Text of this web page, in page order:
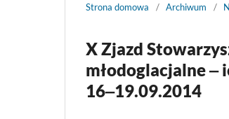
Strona domowa / Archiwum /
X Zjazd
młodoglacjalne ‒
16‒19.09.2014